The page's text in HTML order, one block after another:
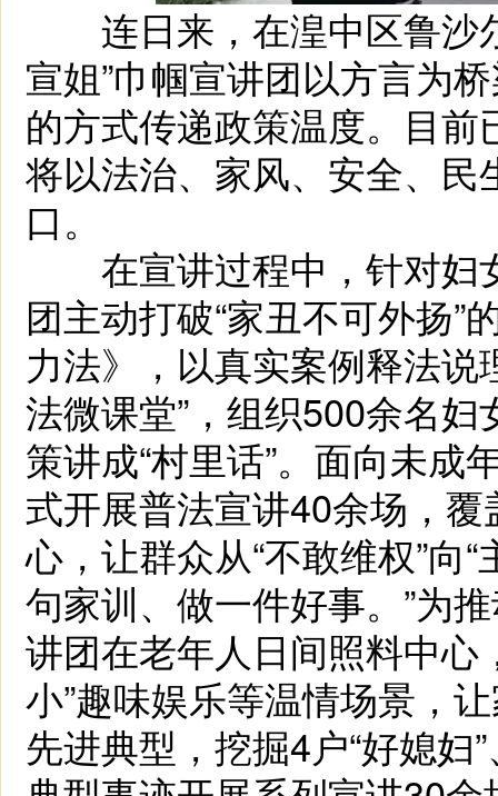
连日来，在湟中区鲁沙
宣姐”巾帼宣讲团以方言为
的方式传递政策温度。目
将以法治、家风、安全、
口。
在宣讲过程中，针对妇
团主动打破“家丑不可外扬
力法》，以真实案例释法
法微课堂”，组织500余名
策讲成“村里话”。面向未成
式开展普法宣讲40余场，
心，让群众从“不敢维权”向
句家训、做一件好事。”为
讲团在老年人日间照料中心
小”趣味娱乐等温情场景，
先进典型，挖掘4户“好媳妇